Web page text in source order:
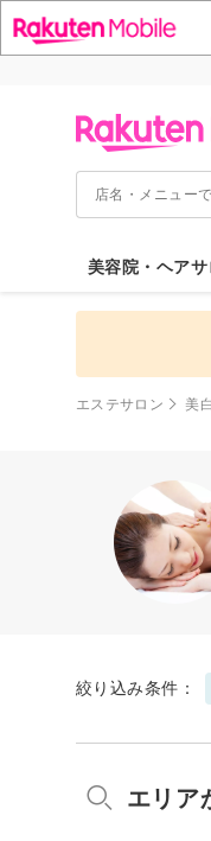
美容院・ヘアサ
エステサロン 美白
絞り込み条件：
エリア